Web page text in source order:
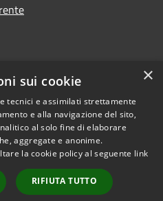
Copyright © 2026 • Comune di
Torre Cajetani • Powered by
Municipium•
Accesso
redazione
×
sui cookie
tecnici e assimilati strettamente
e alla navigazione del sito,
al solo fine di elaborare
aggregate e anonime.
la cookie policy al seguente link
RIFIUTA TUTTO